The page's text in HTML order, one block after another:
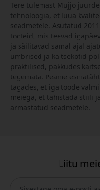
Tere tulemast Mujjo
tehnoloogia, et luua
seadmetele. Asutatud
tooteid, mis teevad
ja säilitavad samal ajal
ümbrised ja kaitsekotid
praktilised, pakkudes
tegemata. Peame
tagades, et iga toode
meiega, et tähistada stiili
armastatud seadmetele.
Liitu